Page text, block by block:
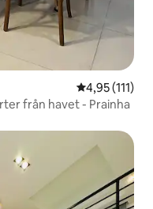
4,95 av 5 i
4,95 (111)
från havet - Prainha